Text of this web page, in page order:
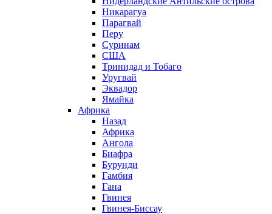
Никарагуа
Парагвай
Перу
Суринам
США
Тринидад и Тобаго
Уругвай
Эквадор
Ямайка
Африка
Назад
Африка
Ангола
Биафра
Бурунди
Гамбия
Гана
Гвинея
Гвинея-Биссау